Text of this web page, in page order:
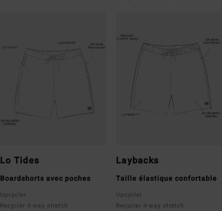
Lo Tides
Boardshorts avec poches
Upcycler
Recycler 4-way stretch
Laybacks
Taille élastique confortable
Upcycler
Recycler 4-way stretch